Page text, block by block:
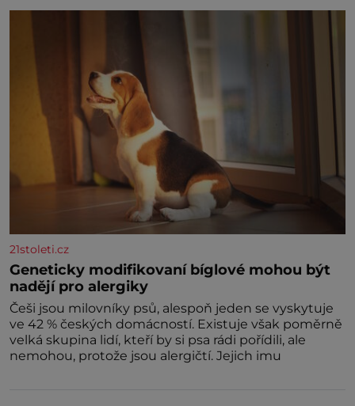
naší povaze, ale i v potřebách naší pokožky. Ohnivá
znamení Ženy narozené ve znamení Berana, Lva a
Střelce v sobě nesou žár, odvahu a neutuchající elán.
21stoleti.cz
Geneticky modifikovaní bíglové mohou být
nadějí pro alergiky
Češi jsou milovníky psů, alespoň jeden se vyskytuje
ve 42 % českých domácností. Existuje však poměrně
velká skupina lidí, kteří by si psa rádi pořídili, ale
nemohou, protože jsou alergičtí. Jejich imu